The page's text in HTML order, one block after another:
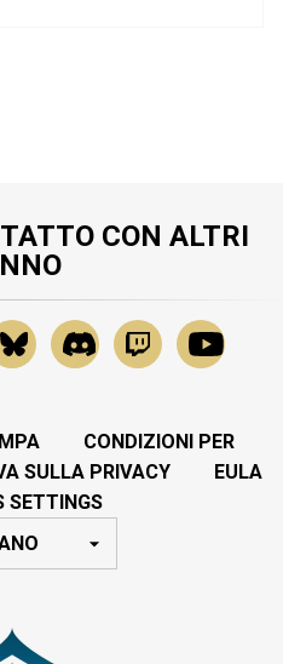
CON ALTRI
CONDIZIONI PER
SULLA PRIVACY
EULA
SETTINGS